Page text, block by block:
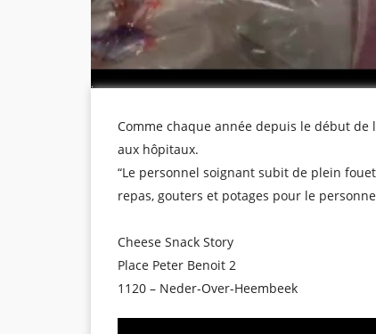
Comme chaque année depuis le début de
aux hôpitaux.
“Le personnel soignant subit de plein
repas, gouters et potages pour le
Cheese Snack Story
Place Peter Benoit 2
1120 – Neder-Over-Heembeek